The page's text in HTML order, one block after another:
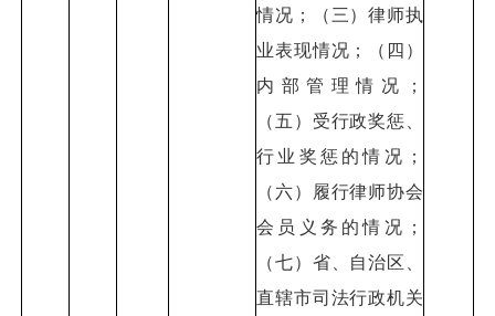
情况；（三）律师执
业表现情况；（四）
内部管理情况；
（五）受行政奖惩、
行业奖惩的情况；
（六）履行律师协会
会员义务的情况；
（七）省、自治区、
直辖市司法行政机关